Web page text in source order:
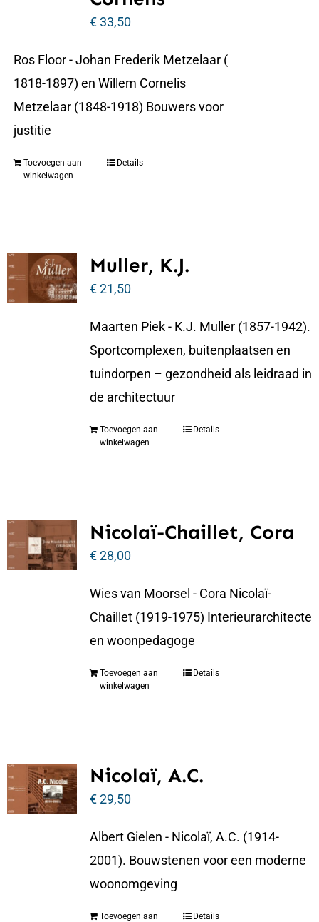
€33,50
Ros Floor - Johan Frederik Metzelaar (
1818-1897) en Willem Cornelis
Metzelaar (1848-1918) Bouwers voor
justitie
Toevoegen aan
winkelwagen
Details
Muller, K.J.
€21,50
Maarten Piek - K.J. Muller (1857-1942).
Sportcomplexen, buitenplaatsen en
tuindorpen – gezondheid als leidraad in
de architectuur
Toevoegen aan
winkelwagen
Details
Nicolaï-Chaillet, Cora
€28,00
Wies van Moorsel - Cora Nicolaï-
Chaillet (1919-1975) Interieurarchitecte
en woonpedagoge
Toevoegen aan
winkelwagen
Details
Nicolaï, A.C.
€29,50
Albert Gielen - Nicolaï, A.C. (1914-
2001). Bouwstenen voor een moderne
woonomgeving
Toevoegen aan
Details